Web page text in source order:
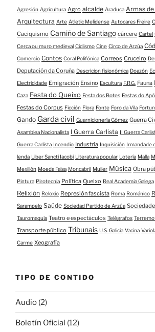
Agresión Agricultura Agro alcalde Araduca Armas
Arquitectura Arte Atletic Melidense Autocares Freire
Caciquismo Camiño de Santiago cárcere Cartel
Cerca ou muro medieval Ciclismo Cine Circo de Arzúa
Comercio Contos Coral Polifónica Correos Cruceiro
Deputación da Coruña Descricion fisionómica Doazón
Electricidade Emigración Ensino Escultura F.R.G. Fauna
Caza Festa do Queixo Festa dos Botes Festas do
Festas do Corpus Ficción Flora Fonte Foro da Vila
Gando Garda civil Guarnicionería Gómez Guerra
Asamblea Nacionalista I Guerra Carlista II Guerra
Guerra Carlista Incendio Industria Inquisición Irmandade
lenda Liber Sancti Iacobi Literatura popular Lotería Malla
Mexillón Moeda Falsa Moncabril Muller Música Obra
Pintura Pirotecnia Política Queixo Real Academia Galega
Relixión Reloxio Represión fascista Roma Románico
Sarampelo Saúde Sociedad Partido de Arzúa Sociedade
Tauromaquia Teatro e espectáculos Telégrafos
Transporte público Tribunais U.S. Galicia Vacina
Carme Xeografía
TIPO DE CONTIDO
Audio (2)
Boletín Oficial (12)